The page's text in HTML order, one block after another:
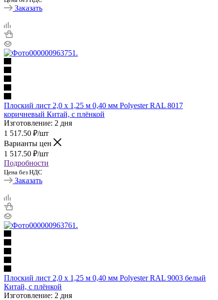
Заказать
Плоский лист 2,0 х 1,25 м 0,40 мм Polyester RAL 8017
коричневый Китай, с плёнкой
Изготовление: 2 дня
1 517.50 ₽/шт
Варианты цен
1 517.50 ₽/шт
Подробности
Цена без НДС
Заказать
Плоский лист 2,0 х 1,25 м 0,40 мм Polyester RAL 9003 белый
Китай, с плёнкой
Изготовление: 2 дня